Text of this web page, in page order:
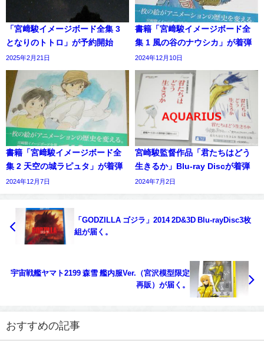
「宮﨑駿イメージボード全集 3
となりのトトロ」が予約開始
2025年2月21日
書籍「宮﨑駿イメージボード全
集 1 風の谷のナウシカ」が着弾
2024年12月10日
書籍「宮﨑駿イメージボード全
集 2 天空の城ラピュタ」が着弾
2024年12月7日
宮崎駿監督作品「君たちはどう
生きるか」Blu-ray Discが着弾
2024年7月2日
「GODZILLA ゴジラ」2014 2D&3D Blu-rayDisc3枚
組が届く。
宇宙戦艦ヤマト2199 森雪 艦内服Ver.（宮沢模型限定
再販）が届く。
おすすめの記事